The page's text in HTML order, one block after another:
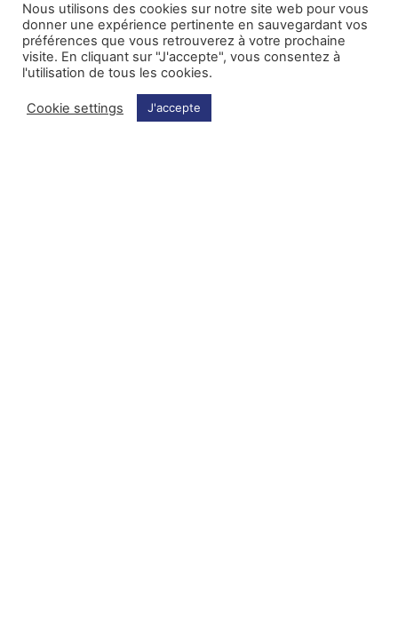
Nous utilisons des cookies sur notre site web pour vous
donner une expérience pertinente en sauvegardant vos
préférences que vous retrouverez à votre prochaine
visite. En cliquant sur "J'accepte", vous consentez à
l'utilisation de tous les cookies.
Cookie settings J'accepte